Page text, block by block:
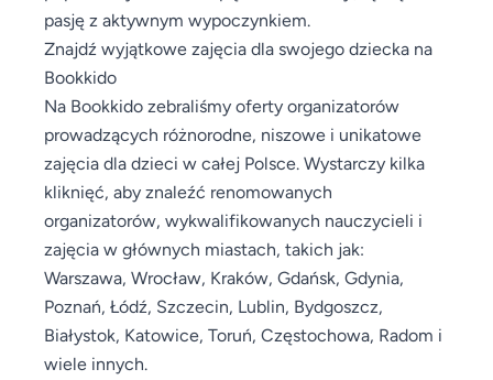
pasję z aktywnym wypoczynkiem.
Znajdź wyjątkowe zajęcia dla swojego dziecka na
Bookkido
Na Bookkido zebraliśmy oferty organizatorów
prowadzących różnorodne, niszowe i unikatowe
zajęcia dla dzieci w całej Polsce. Wystarczy kilka
kliknięć, aby znaleźć renomowanych
organizatorów, wykwalifikowanych nauczycieli i
zajęcia w głównych miastach, takich jak:
Warszawa, Wrocław, Kraków, Gdańsk, Gdynia,
Poznań, Łódź, Szczecin, Lublin, Bydgoszcz,
Białystok, Katowice, Toruń, Częstochowa, Radom i
wiele innych.